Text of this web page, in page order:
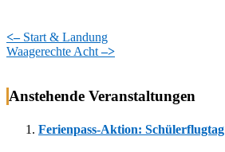
<–Start & Landung
Waagerechte Acht–>
Anstehende Veranstaltungen
Ferienpass-Aktion: Schülerflugtag